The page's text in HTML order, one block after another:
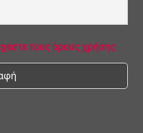
τους όρους χρήσης